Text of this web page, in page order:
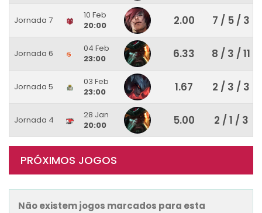
Jornada 7
10 Feb
20:00
2.00 7 / 5 / 3
Jornada 6
04 Feb
23:00
6.33 8 / 3 / 11
Jornada 5
03 Feb
23:00
1.67 2 / 3 / 3
Jornada 4
28 Jan
20:00
5.00 2 / 1 / 3
PRÓXIMOS JOGOS
Não existem jogos marcados para esta